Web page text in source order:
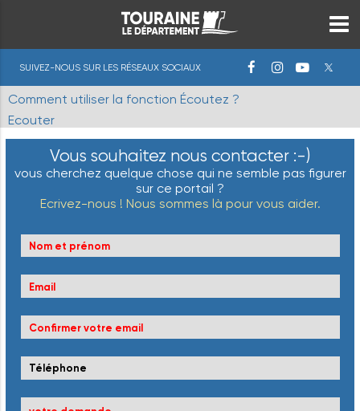
SUIVEZ-NOUS SUR LES RÉSEAUX SOCIAUX
Comment utiliser la fonction Écoutez ?
Ecouter
Vous souhaitez nous contacter :-)
vous cherchez quelque chose qui ne semble pas figurer
sur ce portail ?
Ecrivez-nous ! Nous sommes là pour vous aider.